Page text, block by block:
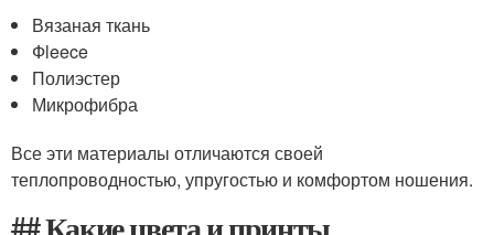
Вязаная ткань
Фleece
Полиэстер
Микрофибра
Все эти материалы отличаются своей
теплопроводностью, упругостью и комфортом ношения.